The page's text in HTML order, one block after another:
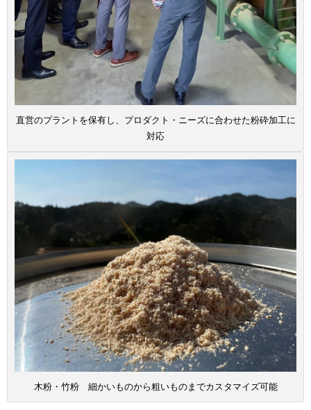
直営のプラントを保有し、プロダクト・ニーズに合わせた粉砕加工に
対応
木粉・竹粉 細かいものから粗いものまでカスタマイズ可能